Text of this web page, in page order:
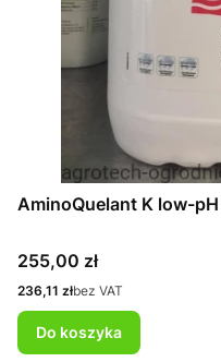
AminoQuelant K low-
Cena
255,00 zł
Cena
236,11 złbez VAT
Do koszyka